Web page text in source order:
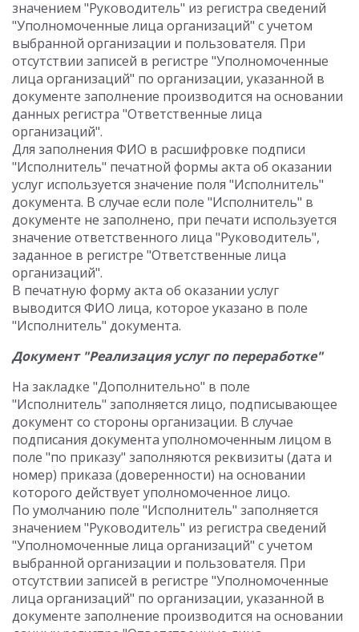
значением "Руководитель" из регистра сведений
"Уполномоченные лица организаций" с учетом
выбранной организации и пользователя. При
отсутствии записей в регистре "Уполномоченные
лица организаций" по организации, указанной в
документе заполнение производится на основании
данных регистра "Ответственные лица
организаций".
Для заполнения ФИО в расшифровке подписи
"Исполнитель" печатной формы акта об оказании
услуг используется значение поля "Исполнитель"
документа. В случае если поле "Исполнитель" в
документе не заполнено, при печати используется
значение ответственного лица "Руководитель",
заданное в регистре "Ответственные лица
организаций".
В печатную форму акта об оказании услуг
выводится ФИО лица, которое указано в поле
"Исполнитель" документа.
Документ "Реализация услуг по переработке"
На закладке "Дополнительно" в поле
"Исполнитель" заполняется лицо, подписывающее
документ со стороны организации. В случае
подписания документа уполномоченным лицом в
поле "по приказу" заполняются реквизиты (дата и
номер) приказа (доверенности) на основании
которого действует уполномоченное лицо.
По умолчанию поле "Исполнитель" заполняется
значением "Руководитель" из регистра сведений
"Уполномоченные лица организаций" с учетом
выбранной организации и пользователя. При
отсутствии записей в регистре "Уполномоченные
лица организаций" по организации, указанной в
документе заполнение производится на основании